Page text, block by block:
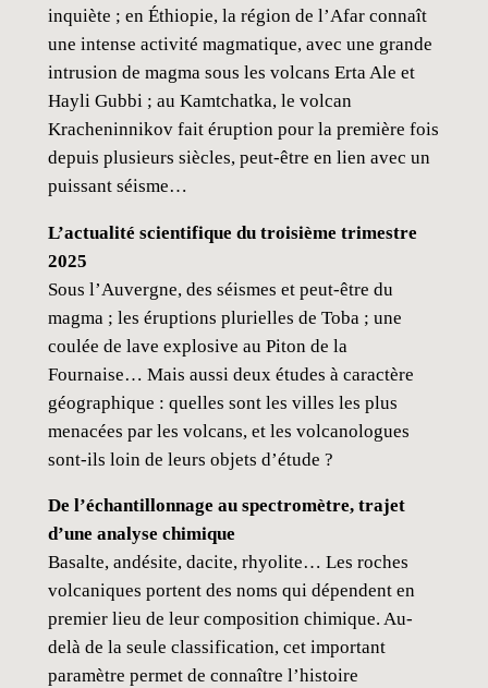
p
u
k
a
#
1
1
n
u
m
é
r
i
q
u
e
)
inquiète ; en Éthiopie, la région de l’Afar connaît
une intense activité magmatique, avec une grande
intrusion de magma sous les volcans Erta Ale et
Hayli Gubbi ; au Kamtchatka, le volcan
Kracheninnikov fait éruption pour la première fois
depuis plusieurs siècles, peut-être en lien avec un
puissant séisme…
L’actualité scientifique du troisième trimestre
2025
Sous l’Auvergne, des séismes et peut-être du
magma ; les éruptions plurielles de Toba ; une
coulée de lave explosive au Piton de la
Fournaise… Mais aussi deux études à caractère
géographique : quelles sont les villes les plus
menacées par les volcans, et les volcanologues
sont-ils loin de leurs objets d’étude ?
De l’échantillonnage au spectromètre, trajet
d’une analyse chimique
Basalte, andésite, dacite, rhyolite… Les roches
volcaniques portent des noms qui dépendent en
premier lieu de leur composition chimique. Au-
delà de la seule classification, cet important
paramètre permet de connaître l’histoire